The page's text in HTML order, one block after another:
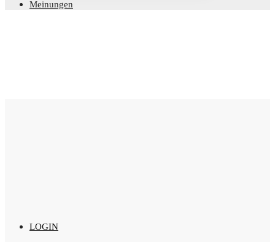
Mei­nun­gen
LOGIN